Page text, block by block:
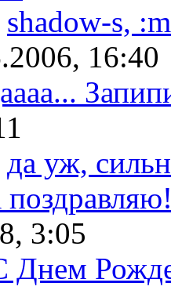
shadow-s,
16:40
да уж,
3:05
Днем